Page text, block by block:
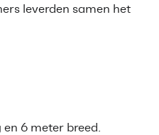
leverden samen het
6 meter breed.